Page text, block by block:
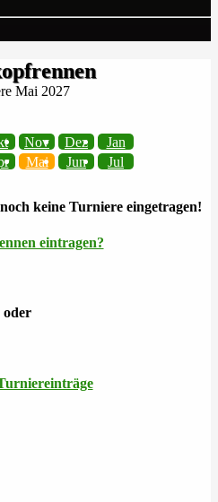
Mai 2027
Nov Dez
Jan
Mai Jun Jul
keine Turniere eingetragen!
eintragen?
oder